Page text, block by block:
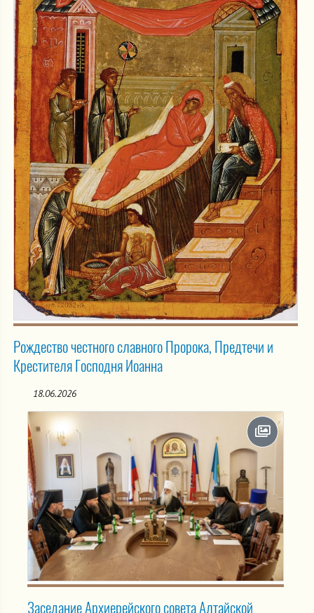
Рождество честного славного Пророка, Предтечи и
Крестителя Господня Иоанна
18.06.2026
Заседание Архиерейского совета Алтайской